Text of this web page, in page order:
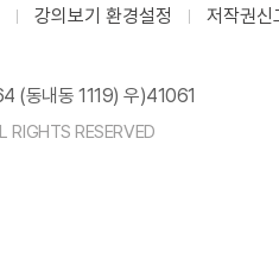
강의보기 환경설정 저작권신
(동내동 1119) 우)41061
RESERVED